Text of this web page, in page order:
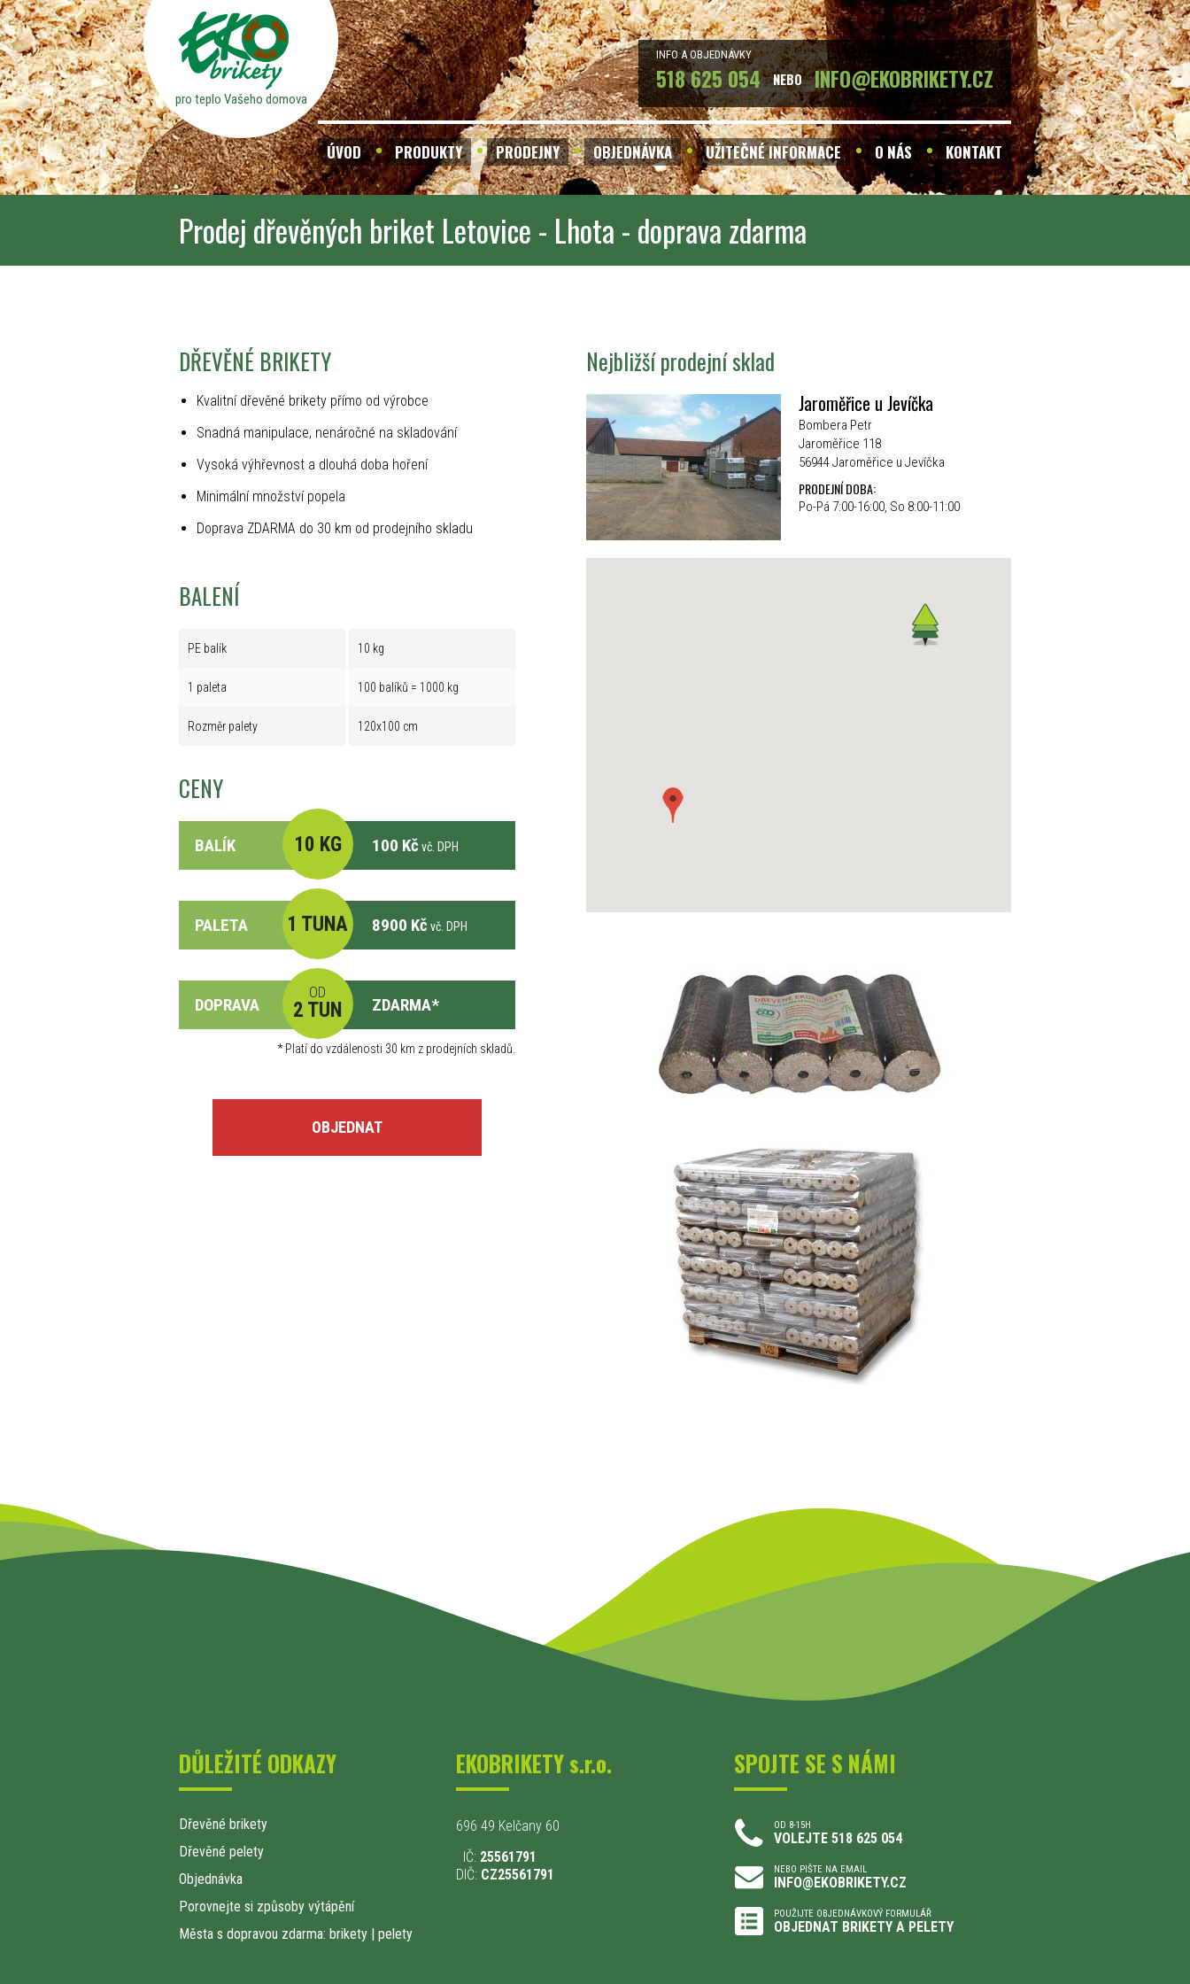
pro teplo Vašeho domova
INFO A OBJEDNÁVKY
518 625 054 NEBO INFO@EKOBRIKETY.CZ
ÚVOD PRODUKTY PRODEJNY OBJEDNÁVKA UŽITEČNÉ INFORMACE O NÁS KONTAKT
Prodej dřevěných briket Letovice - Lhota - doprava zdarma
DŘEVĚNÉ BRIKETY
Kvalitní dřevěné brikety přímo od výrobce
Snadná manipulace, nenáročné na skladování
Vysoká výhřevnost a dlouhá doba hoření
Minimální množství popela
Doprava ZDARMA do 30 km od prodejního skladu
BALENÍ
PE balík 10 kg
1 paleta 100 balíků = 1000 kg
Rozměr palety 120x100 cm
CENY
BALÍK 10 KG 100 Kč vč. DPH
PALETA 1 TUNA 8900 Kč vč. DPH
DOPRAVA
OD
2 TUN ZDARMA*
*Platí do vzdálenosti 30 km z prodejních skladů.
OBJEDNAT
Nejbližší prodejní sklad
Jaroměřice u Jevíčka
Bombera Petr
Jaroměřice 118
56944 Jaroměřice u Jevíčka
PRODEJNÍ DOBA:
Po-Pá 7:00-16:00, So 8:00-11:00
DŮLEŽITÉ ODKAZY
Dřevěné brikety
Dřevěné pelety
Objednávka
Porovnejte si způsoby výtápění
Města s dopravou zdarma: brikety | pelety
EKOBRIKETY s.r.o.
696 49 Kelčany 60
IČ: 25561791
DIČ: CZ25561791
SPOJTE SE S NÁMI
OD 8-15H
VOLEJTE 518 625 054
NEBO PIŠTE NA EMAIL
INFO@EKOBRIKETY.CZ
POUŽIJTE OBJEDNÁVKOVÝ FORMULÁŘ
OBJEDNAT BRIKETY A PELETY